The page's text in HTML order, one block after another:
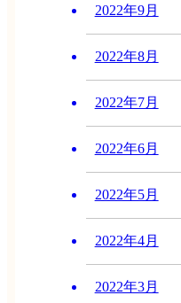
2022年9月
2022年8月
2022年7月
2022年6月
2022年5月
2022年4月
2022年3月